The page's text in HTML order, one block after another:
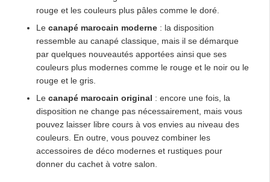
rouge et les couleurs plus pâles comme le doré.
Le canapé marocain moderne : la disposition
ressemble au canapé classique, mais il se démarque
par quelques nouveautés apportées ainsi que ses
couleurs plus modernes comme le rouge et le noir ou le
rouge et le gris.
Le canapé marocain original : encore une fois, la
disposition ne change pas nécessairement, mais vous
pouvez laisser libre cours à vos envies au niveau des
couleurs. En outre, vous pouvez combiner les
accessoires de déco modernes et rustiques pour
donner du cachet à votre salon.